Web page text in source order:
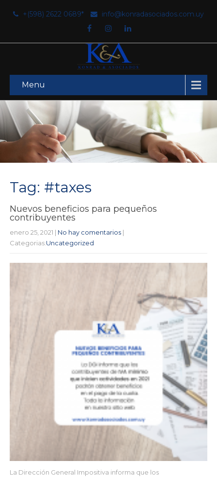
+(598) 2622 0689* info@konradasociados.com.uy
Menu
Tag: #taxes
Nuevos beneficios para pequeños
contribuyentes
enero 25, 2021 | No hay comentarios |
Categorias:Uncategorized
La Dirección General Impositiva informa que los